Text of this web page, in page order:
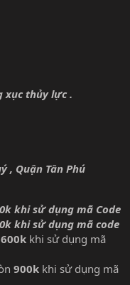
xục thủy lực .
, Quận Tân Phú
khi sử dụng mã Code
khi sử dụng mã code
600k khi sử dụng mã
900k khi sử dụng mã